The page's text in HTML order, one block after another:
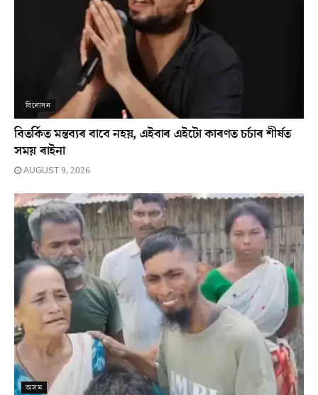
বিনোদন
বিতৰ্কিত মন্তব্যৰ বাবে নহয়, এইবাৰ এইটো কাৰণত চৰ্চাৰ শীৰ্ষত
সময় ৰাইনা
AUGUST 9, 2026
অসম